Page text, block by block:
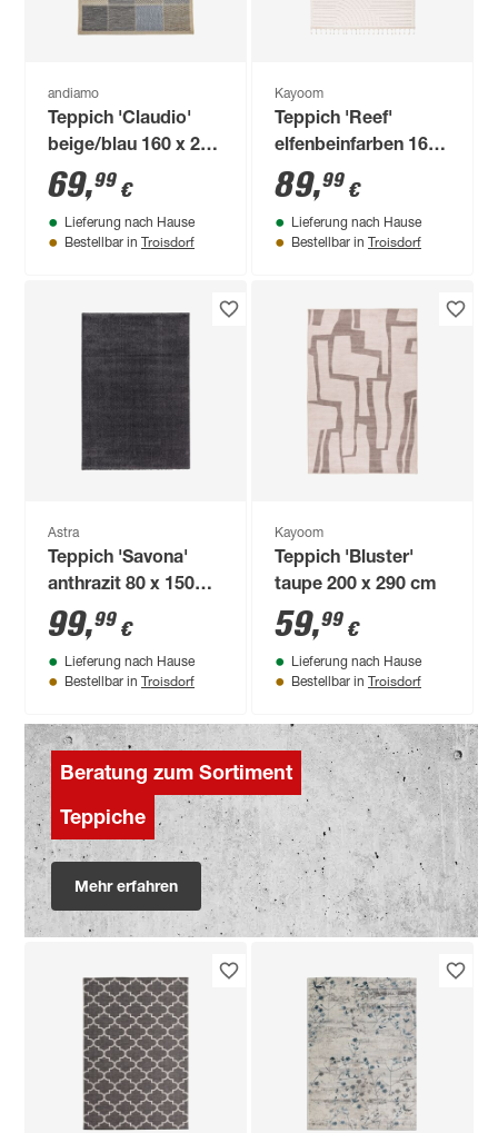
andiamo
Teppich 'Claudio'
beige/blau 160 x 230
cm
69,99 €
Lieferung nach Hause
Bestellbar in Troisdorf
Kayoom
Teppich 'Reef'
elfenbeinfarben 160
x 230 cm
89,99 €
Lieferung nach Hause
Bestellbar in Troisdorf
Astra
Teppich 'Savona'
anthrazit 80 x 150
cm
99,99 €
Lieferung nach Hause
Bestellbar in Troisdorf
Kayoom
Teppich 'Bluster'
taupe 200 x 290 cm
59,99 €
Lieferung nach Hause
Bestellbar in Troisdorf
Beratung zum Sortiment
Teppiche
Mehr erfahren